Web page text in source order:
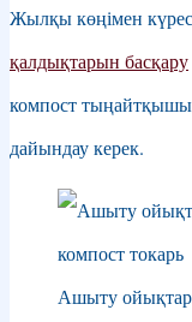
Жылқы көңімен
қалдықтарын басқару
компост
дайындау керек.
Ашыту